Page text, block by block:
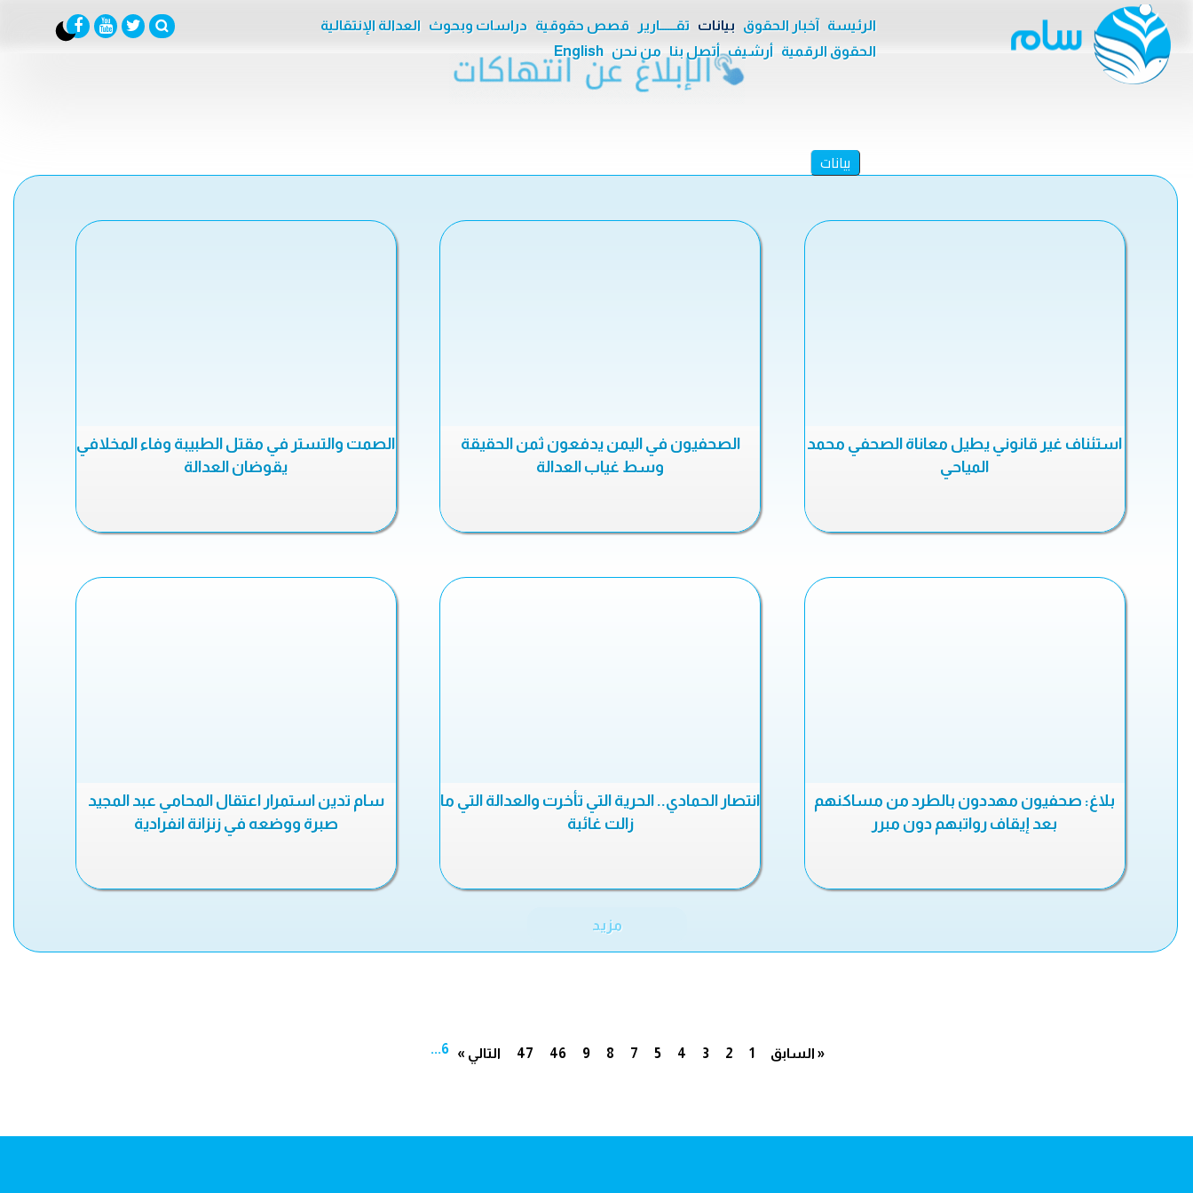
الرئيسة آخبار الحقوق بيانات تقــــــارير قصص حقوقية دراسات وبحوث
العدالة الإنتقالية
الحقوق الرقمية
أرشيف أتصل بنا من نحن English
بيانات
استئناف غير قانوني يطيل معاناة الصحفي محمد
المياحي
الصحفيون في اليمن يدفعون ثمن الحقيقة
وسط غياب العدالة
الصمت والتستر في مقتل الطبيبة وفاء المخلافي
يقوضان العدالة
بلاغ: صحفيون مهددون بالطرد من مساكنهم
بعد إيقاف رواتبهم دون مبرر
انتصار الحمادي.. الحرية التي تأخرت والعدالة التي ما
زالت غائبة
سام تدين استمرار اعتقال المحامي عبد المجيد
صبرة ووضعه في زنزانة انفرادية
مزيد
« السابق 1
2
3
4
5
6 7
8
9
... 46
47 التالي »